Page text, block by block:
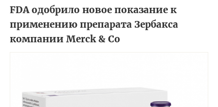
FDA одобрило новое показание к
применению препарата Зербакса
компании Merck & Co